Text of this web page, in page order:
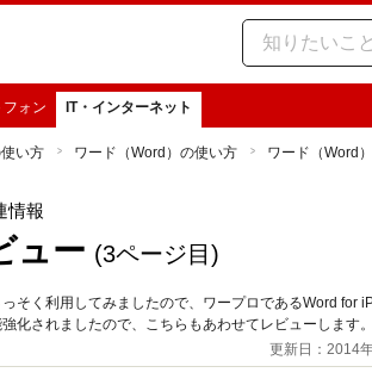
ォン IT・インターネット
い方 ワード（Word）の使い方 ワード（Word
情報
ュー (3ページ目)
そく利用してみましたので、ワープロであるWord for
化されましたので、こちらもあわせてレビューします。
更新日：2014